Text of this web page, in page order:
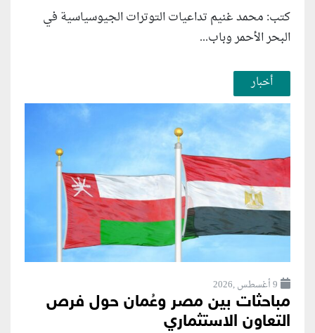
كتب: محمد غنيم تداعيات التوترات الجيوسياسية في
البحر الأحمر وباب...
أخبار
9 أغسطس ,2026
مباحثات بين مصر وعُمان حول فرص
التعاون الاستثماري